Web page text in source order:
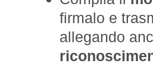
firmalo e
allegando